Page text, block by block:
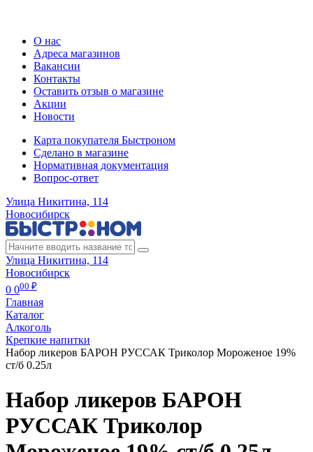
О нас
Адреса магазинов
Вакансии
Контакты
Оставить отзыв о магазине
Акции
Новости
Карта покупателя Быстроном
Сделано в магазине
Нормативная документация
Вопрос-ответ
Улица Никитина, 114
Новосибирск
Улица Никитина, 114
Новосибирск
0 000 ₽
Главная
Каталог
Алкоголь
Крепкие напитки
Набор ликеров БАРОН РУССАК Триколор Мороженое 19%
ст/б 0.25л
Набор ликеров БАРОН
РУССАК Триколор